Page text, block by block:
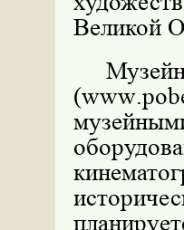
Великой
(www.